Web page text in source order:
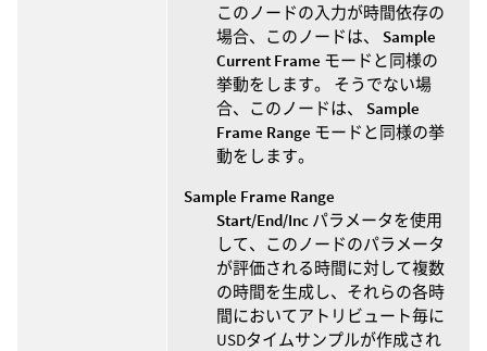
このノードの入力が時間依存の
場合、このノードは、 Sample
Current Frame モードと同様の
挙動をします。 そうでない場
合、このノードは、 Sample
Frame Range モードと同様の挙
動をします。
Sample Frame Range
Start/End/Inc パラメータを使用
して、このノードのパラメータ
が評価される時間に対して複数
の時間を生成し、それらの各時
間においてアトリビュート毎に
USDタイムサンプルが作成され